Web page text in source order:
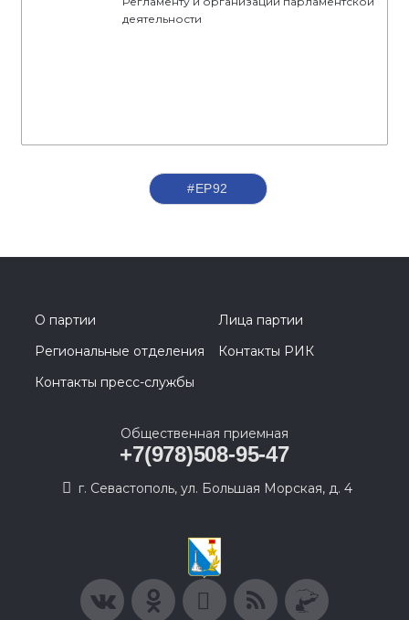
деятельности
#ЕР92
О партии
Лица партии
Региональные отделения
Контакты РИК
Контакты пресс-службы
Общественная приемная
+7(978)508-95-47
г. Севастополь, ул. Большая Морская, д. 4